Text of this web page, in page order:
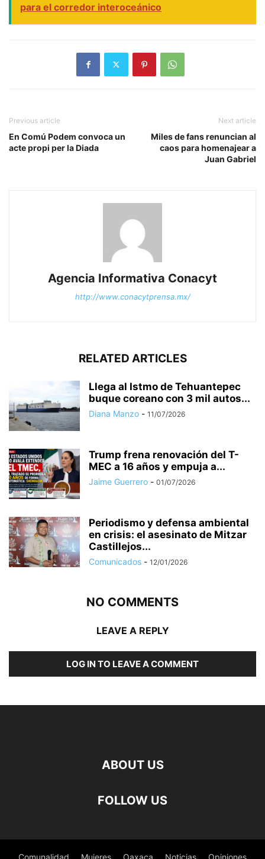
para el corredor interoceánico
Previous article
En Comú Podem convoca un
acte propi per la Diada
Next article
Miles de fans renuncian al
caos para homenajear a
Juan Gabriel
Agencia Informativa Conacyt
http://www.conacytprensa.mx/
RELATED ARTICLES
Llega al Istmo de Tehuantepec
buque coreano con 3 mil autos...
Diana Manzo - 11/07/2026
Trump frena renovación del T-
MEC a 16 años y empuja a...
Jaime Guerrero - 01/07/2026
Periodismo y defensa ambiental
en crisis: el asesinato de Mitzar
Castillejos...
Comunicados - 12/01/2026
NO COMMENTS
LEAVE A REPLY
LOG IN TO LEAVE A COMMENT
ABOUT US
FOLLOW US
Comunalidad Mujeres Oaxaca Noticias Opiniones